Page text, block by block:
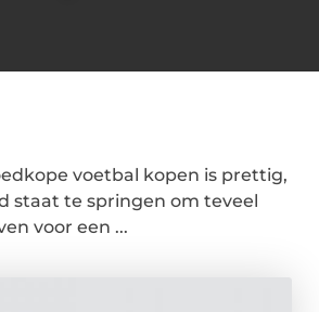
voetbal kopen is prettig,
staat te springen om teveel
voor een ...